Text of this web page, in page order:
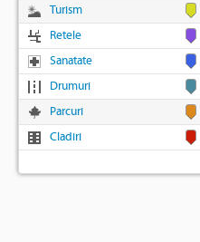
Turism
Retele
Sanatate
Drumuri
Parcuri
Cladiri